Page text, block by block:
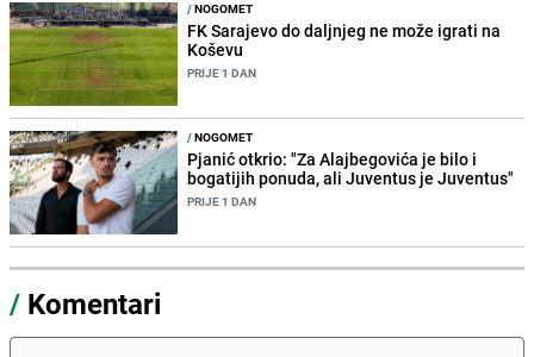
/NOGOMET
FK Sarajevo do daljnjeg ne može igrati na
Koševu
PRIJE 1 DAN
/NOGOMET
Pjanić otkrio: "Za Alajbegovića je bilo i
bogatijih ponuda, ali Juventus je Juventus"
PRIJE 1 DAN
/ Komentari